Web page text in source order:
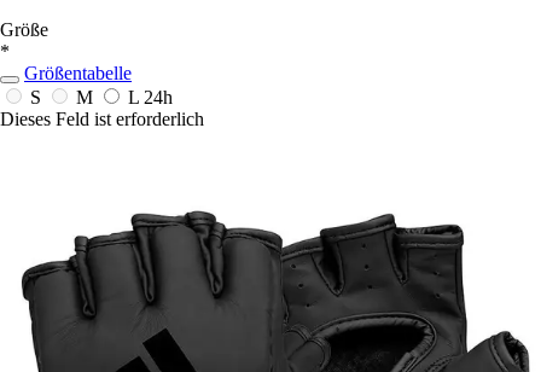
Größe
*
Größentabelle
S
M L 24h
Dieses Feld ist erforderlich